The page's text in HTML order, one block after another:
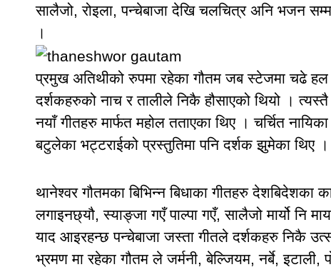
सालैजो, रोइला, पन्चेबाजा देखि चलचित्र अनि भजन
।
प्रमुख अतिथीको रुपमा रहेका गौतम जब स्टेजमा चढे
दर्शकहरुको नाच र तालीले निकै हौसाएको थियो ।
नयाँ गीतहरु मार्फत महोल तताएका थिए । चर्चित नायिका
बटुलेका भट्टराईको प्रस्तुतिमा पनि दर्शक झुमेका थिए ।
थानेश्वर गौतमका बिभिन्न बिधाका गीतहरु
लगाइनछ्यौ, स्याङ्जा गएँ पाल्पा गएँ, सालैजो मार्यो नि
याद आइरहन्छ पन्चेबाजा जस्ता गीतले दर्शकहरु निकै
भ्रमण मा रहेका गौतम ले जर्मनी, बेल्जियम, नर्बे, इटाली,